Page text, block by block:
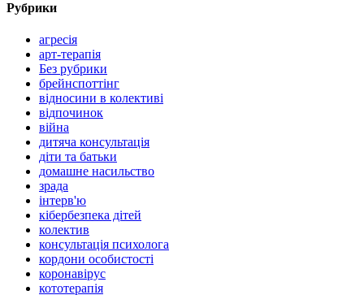
Рубрики
агресія
арт-терапія
Без рубрики
брейнспоттінг
відносини в колективі
відпочинок
війна
дитяча консультація
діти та батьки
домашне насильство
зрада
інтерв'ю
кібербезпека дітей
колектив
консультація психолога
кордони особистості
коронавірус
кототерапія